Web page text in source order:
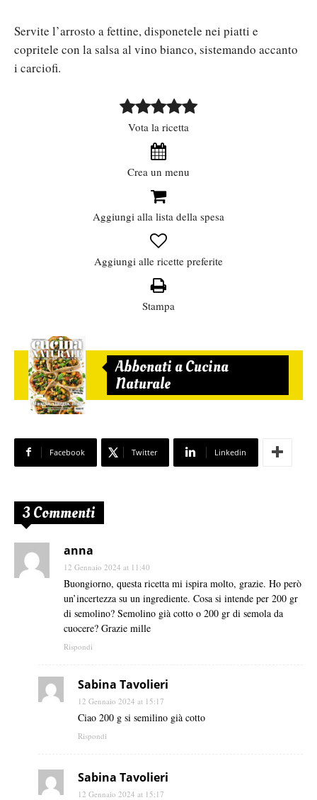
Servite l’arrosto a fettine, disponetele nei piatti e
copritele con la salsa al vino bianco, sistemando accanto
i carciofi.
Vota la ricetta
Crea un menu
Aggiungi alla lista della spesa
Aggiungi alle ricette preferite
Stampa
Abbonati a Cucina
Naturale
Facebook Twitter Linkedin
3 Commenti
anna
12 Gennaio 2024 at 11:40
Buongiorno, questa ricetta mi ispira molto, grazie. Ho però
un’incertezza su un ingrediente. Cosa si intende per 200 gr
di semolino? Semolino già cotto o 200 gr di semola da
cuocere? Grazie mille
Rispondi
Sabina Tavolieri
12 Gennaio 2024 at 15:17
Ciao 200 g si semilino già cotto
Rispondi
Sabina Tavolieri
12 Gennaio 2024 at 15:17